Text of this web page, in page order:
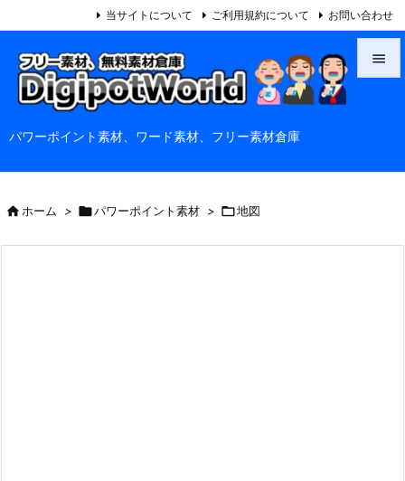
パワーポイント素材、ワード素材、フリー素材倉庫

当サイトについて ご利用規約について お問い合わせ
ホーム > パワーポイント素材 > 地図